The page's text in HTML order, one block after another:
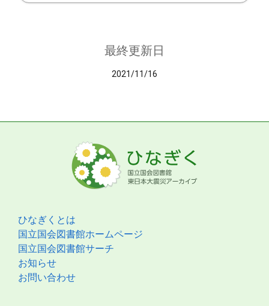
最終更新日
2021/11/16
ひなぎくとは
国立国会図書館ホームページ
国立国会図書館サーチ
お知らせ
お問い合わせ